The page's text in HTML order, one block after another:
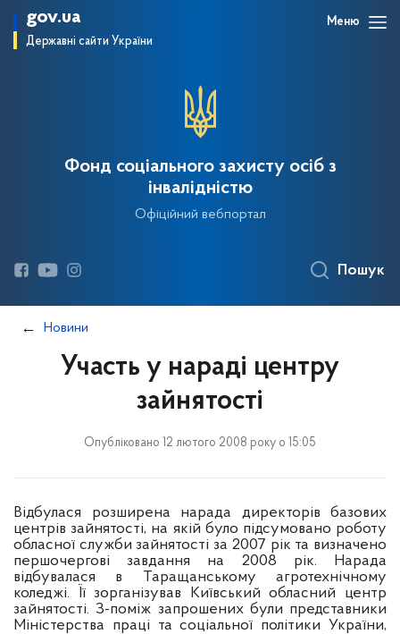
gov.ua
Державні сайти України
Меню
Фонд соціального захисту осіб з
інвалідністю
Офіційний вебпортал
Пошук
Новини
Участь у нараді центру
зайнятості
Опубліковано 12 лютого 2008 року о 15:05
Відбулася розширена нарада директорів базових
центрів зайнятості, на якій було підсумовано роботу
обласної служби зайнятості за 2007 рік та визначено
першочергові завдання на 2008 рік. Нарада
відбувалася в Таращанському агротехнічному
коледжі. Її зорганізував Київський обласний центр
зайнятості. З-поміж запрошених були представники
Міністерства праці та соціальної політики України,